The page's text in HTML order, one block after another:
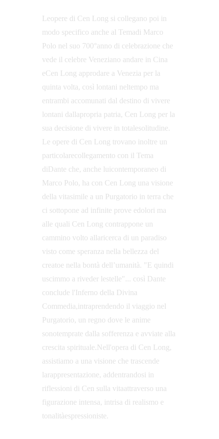
Leopere di Cen Long si collegano poi in
modo specifico anche al Temadi Marco
Polo nel suo 700°anno di celebrazione che
vede il celebre Veneziano andare in Cina
eCen Long approdare a Venezia per la
quinta volta, così lontani neltempo ma
entrambi accomunati dal destino di vivere
lontani dallapropria patria, Cen Long per la
sua decisione di vivere in totalesolitudine.
Le opere di Cen Long trovano inoltre un
particolarecollegamento con il Tema
diDante che, anche luicontemporaneo di
Marco Polo, ha con Cen Long una visione
della vitasimile a un Purgatorio in terra che
ci sottopone ad infinite prove edolori ma
alle quali Cen Long contrappone un
cammino volto allaricerca di un paradiso
visto come speranza nella bellezza del
creatoe nella bontà dell’umanità. "E quindi
uscimmo a riveder lestelle"... così Dante
conclude l'Inferno della Divina
Commedia,intraprendendo il viaggio nel
Purgatorio, un regno dove le anime
sonotemprate dalla sofferenza e avviate alla
crescita spirituale.Nell'opera di Cen Long,
assistiamo a una visione che trascende
larappresentazione, addentrandosi in
riflessioni di Cen sulla vitaattraverso una
figurazione intensa, intrisa di realismo e
tonalitàespressioniste.